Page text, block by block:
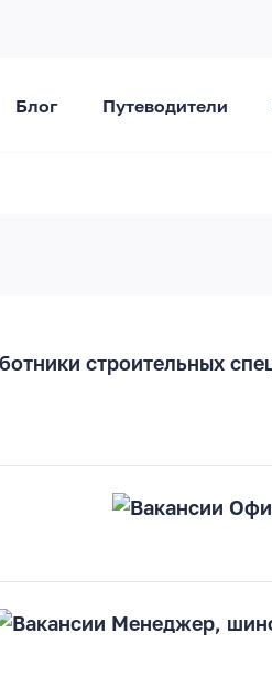
Блог Путеводители